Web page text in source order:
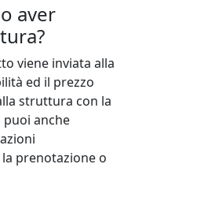
aver
viene inviata alla
ed il prezzo
struttura con la
anche
prenotazione o